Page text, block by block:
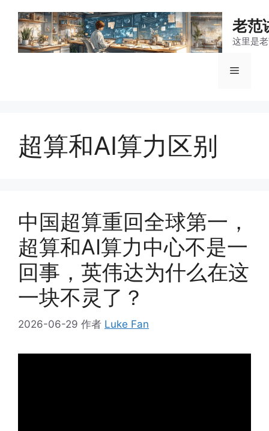
老范
这里是
菜
超算和AI算力区别
中国超算重回全球第一，
超算和AI算力中心不是一
回事，英伟达为什么在这
一块不灵了？
2026-06-29 作者 Luke Fan